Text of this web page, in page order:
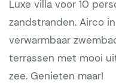
Luxe villa voor 10
zandstranden. Airco
verwarmbaar
terrassen met mooi
zee. Genieten maar!